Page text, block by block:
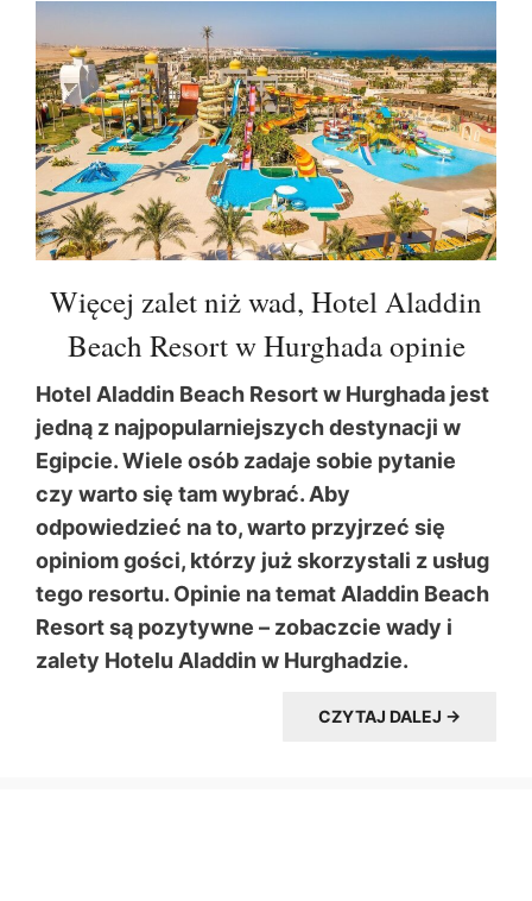
Więcej zalet niż wad, Hotel Aladdin
Beach Resort w Hurghada opinie
Hotel Aladdin Beach Resort w Hurghada jest
jedną z najpopularniejszych destynacji w
Egipcie. Wiele osób zadaje sobie pytanie
czy warto się tam wybrać. Aby
odpowiedzieć na to, warto przyjrzeć się
opiniom gości, którzy już skorzystali z usług
tego resortu. Opinie na temat Aladdin Beach
Resort są pozytywne – zobaczcie wady i
zalety Hotelu Aladdin w Hurghadzie.
CZYTAJ DALEJ →